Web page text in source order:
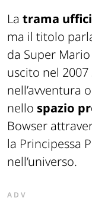
La trama
ma il titolo
da Super
uscito nel
nell’avventura
nello spazio
Bowser
la Principessa
nell’universo.
ADV